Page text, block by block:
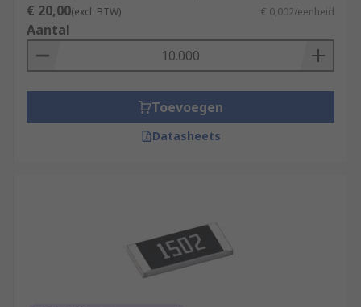
€ 20,00(excl. BTW) € 0,002/eenheid
Aantal
Toevoegen
Datasheets